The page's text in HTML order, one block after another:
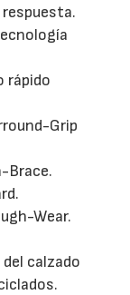
rápido
Grip
Brace.
Wear.
calzado